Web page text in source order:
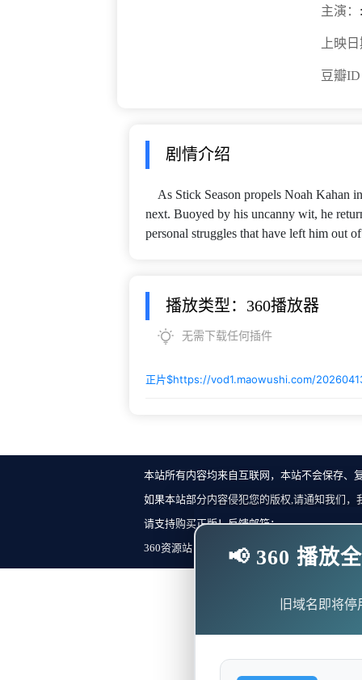
主演：
上映
豆瓣
剧情介绍
As Stick Season propels Noah Kahan
next. Buoyed by his uncanny wit, he
personal struggles that have left him out
播放类型：360播放器
无需下载任何插件
正片$https://vod1.maowushi.com/
本站所有内容均来自互联网，本站不会保存、
如果本站部分内容侵犯您的版权,请通知我们
请支持购买正版！反馈邮箱：
360资源站 Copyright ©2018-2023 All Rights
📢 360 播放
旧域名即将